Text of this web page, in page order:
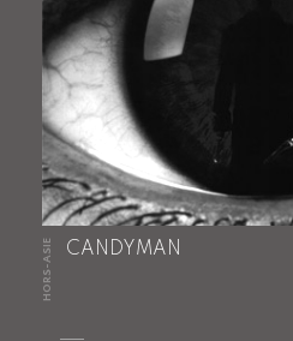
HORS-ASIE CANDYMAN